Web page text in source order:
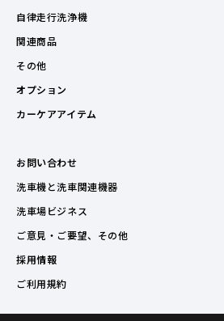
自律走行洗浄機
関連商品
その他
オプション
カーケアアイテム
お問い合わせ
洗車機と洗車関連機器
洗車場ビジネス
ご意見・ご要望、その他
採用情報
ご利用規約